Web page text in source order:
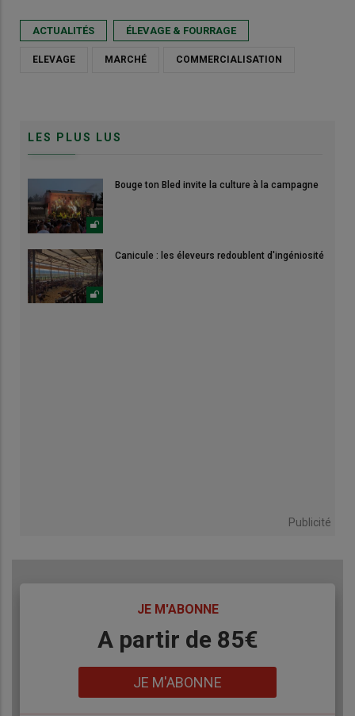
ACTUALITÉS ÉLEVAGE & FOURRAGE
ELEVAGE MARCHÉ COMMERCIALISATION
LES PLUS LUS
Bouge ton Bled invite la culture à la campagne
Canicule : les éleveurs redoublent d'ingéniosité
Publicité
JE M'ABONNE
A partir de 85€
JE M'ABONNE